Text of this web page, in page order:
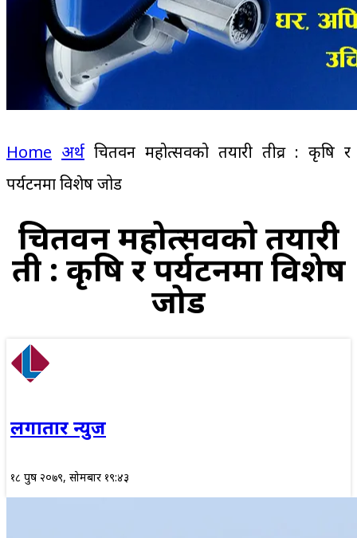
Home अर्थ चितवन महोत्सवको तयारी तीव्र : कृषि र
पर्यटनमा विशेष जोड
चितवन महोत्सवको तयारी
तीव्र : कृषि र पर्यटनमा विशेष
जोड
लगातार न्युज
१८ पुष २०७९, सोमबार १९:४३